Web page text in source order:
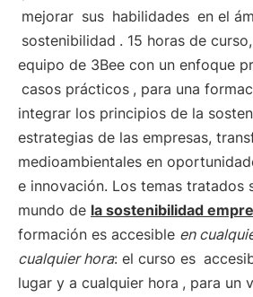
mejorar sus habilidades en el
sostenibilidad . 15 horas de
equipo de 3Bee con un enfoque
casos prácticos , para una
integrar los principios de la
estrategias de las empresas,
medioambientales en
e innovación. Los temas tratados
mundo de la sostenibilidad
formación es accesible en
cualquier hora: el curso es
lugar y a cualquier hora , para un